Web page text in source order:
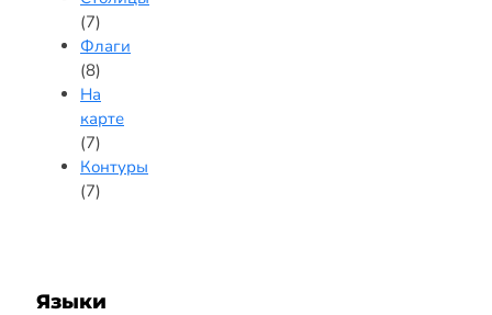
(7)
Флаги
(8)
На
карте
(7)
Контуры
(7)
Языки